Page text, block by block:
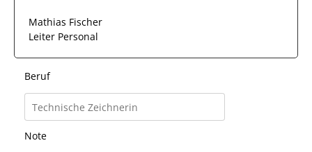
Mathias Fischer
Leiter Personal
Beruf
Note